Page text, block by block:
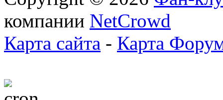
компании NetCrowd
Карта сайта - Карта